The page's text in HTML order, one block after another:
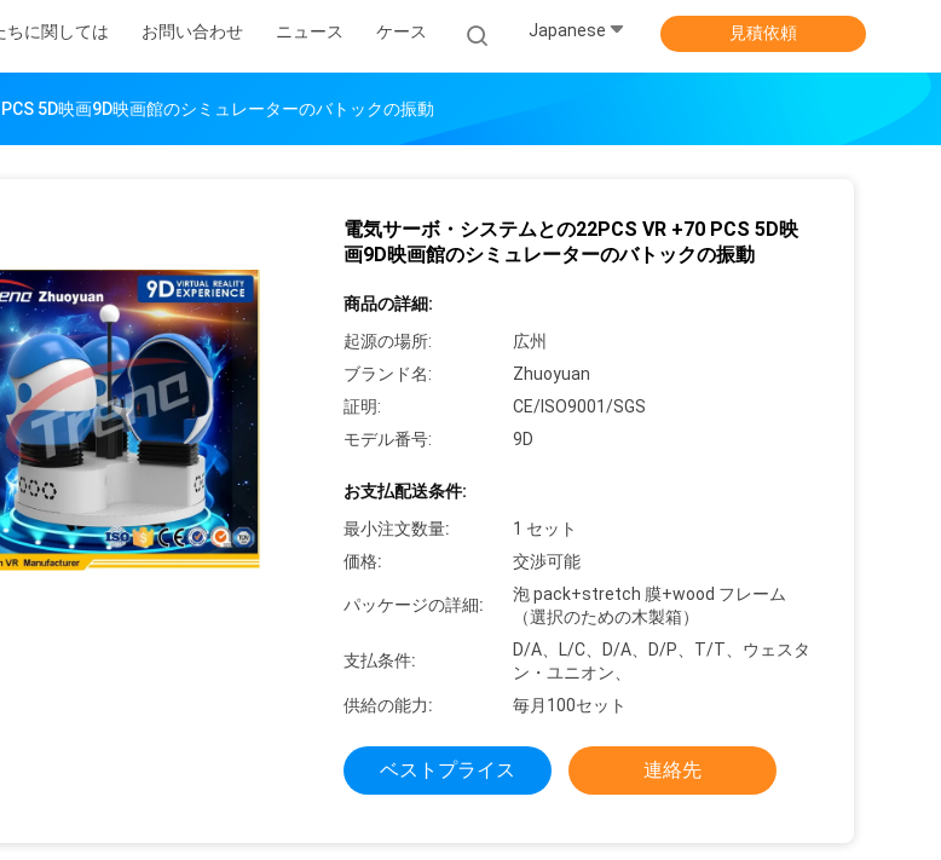
ちに関しては お問い合わせ ニュース ケース Japanese 見積依頼
5D映画9D映画館のシミュレーターのバトックの振動
電気サーボ・システムとの22PCS VR +70 PCS 5D映
画9D映画館のシミュレーターのバトックの振動
商品の詳細:
起源の場所:
広州
ブランド名:
Zhuoyuan
証明:
CE/ISO9001/SGS
モデル番号:
9D
お支払配送条件:
最小注文数量:
1 セット
価格:
交渉可能
パッケージの詳細:
泡 pack+stretch 膜+wood フレーム
（選択のための木製箱）
支払条件:
D/A、L/C、D/A、D/P、T/T、ウェスタ
ン・ユニオン、
供給の能力:
毎月100セット
ベストプライス 連絡先